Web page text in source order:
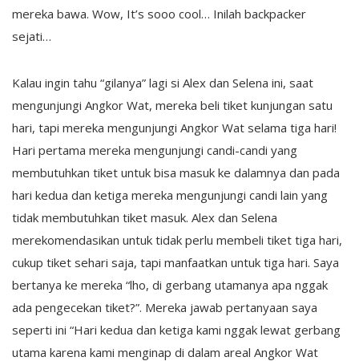
mereka bawa. Wow, It’s sooo cool… Inilah backpacker
sejati…
Kalau ingin tahu “gilanya” lagi si Alex dan Selena ini, saat
mengunjungi Angkor Wat, mereka beli tiket kunjungan satu
hari, tapi mereka mengunjungi Angkor Wat selama tiga hari!
Hari pertama mereka mengunjungi candi-candi yang
membutuhkan tiket untuk bisa masuk ke dalamnya dan pada
hari kedua dan ketiga mereka mengunjungi candi lain yang
tidak membutuhkan tiket masuk. Alex dan Selena
merekomendasikan untuk tidak perlu membeli tiket tiga hari,
cukup tiket sehari saja, tapi manfaatkan untuk tiga hari. Saya
bertanya ke mereka “lho, di gerbang utamanya apa nggak
ada pengecekan tiket?”. Mereka jawab pertanyaan saya
seperti ini “Hari kedua dan ketiga kami nggak lewat gerbang
utama karena kami menginap di dalam areal Angkor Wat